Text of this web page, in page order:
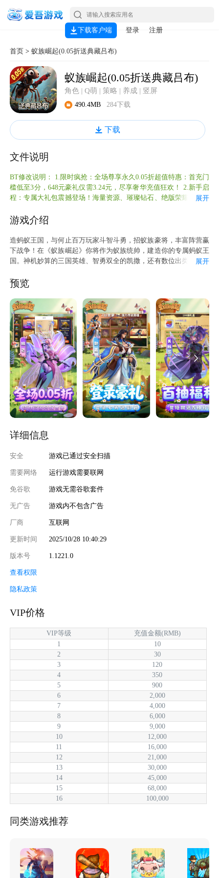
下载客户端 登录 注册
首页 > 蚁族崛起(0.05折送典藏吕布)
蚁族崛起(0.05折送典藏吕布)
角色 | Q萌 | 策略 | 养成 | 竖屏
490.4MB 284下载
下载
文件说明
BT修改说明： 1.限时疯抢：全场尊享永久0.05折超值特惠：首充门
槛低至3分，648元豪礼仅需3.24元，尽享奢华充值狂欢！ 2.新手启
程：专属大礼包震撼登场！海量资源、璀璨钻石、绝版荣耀称号，
完成日常任务即领海量红包，钻石雨倾盆而下，让您收获满满！ 4.
四天再添神秘宠物虫卵，更有无数资源与珍稀道具，统统免费领
取！ 5.首充特惠：震撼首充福利来袭！仅需6元，典藏级名将吕布
即刻归心，为您的蚁族征途增添无尽战力，征服四方蚁域！ ★游
窗点击“在线客服” ★关注爱吾微信公众号：aiwuyouxi了解更多游
戏资讯
展开
游戏介绍
造蚂蚁王国，与何止百万玩家斗智斗勇，招蚁族豪将，丰富阵营赢
下战争！在《蚁族崛起》你将作为蚁族统帅，建造你的专属蚂蚁王
国。神机妙算的三国英雄、智勇双全的凯撒，还有数位出类拔萃的
建、战力提升，将一方蚁穴壮大成为兵「蚁」强壮的王国城邦！与
胜，攻无不取，成为地下世界的霸主！与此同时，游戏还采用技术
前沿的引擎开发，呈现高品质的画面。画面还原蚂蚁与战争细节，
玩家可以尽情感受微观世界的对决乐趣，在神奇的蚂蚁世界中招兵
征战。
展开
预览
详细信息
安全 游戏已通过安全扫描
需要网络 运行游戏需要联网
免谷歌 游戏无需谷歌套件
无广告 游戏内不包含广告
厂商 互联网
更新时间 2025/10/28 10:40:29
版本号 1.1221.0
查看权限
隐私政策
VIP价格
VIP等级
充值金额(RMB)
1
10
2
30
3
120
4
350
5
900
6
2,000
7
4,000
8
6,000
9
9,000
10
12,000
11
16,000
12
21,000
13
30,000
14
45,000
15
68,000
16
100,000
同类游戏推荐